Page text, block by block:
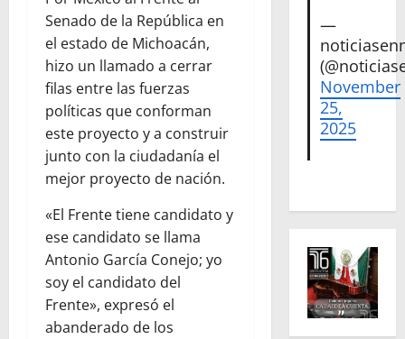
Senado de la República en
el estado de Michoacán,
hizo un llamado a cerrar
filas entre las fuerzas
políticas que conforman
este proyecto y a construir
junto con la ciudadanía el
mejor proyecto de nación.
«El Frente tiene candidato y
ese candidato se llama
Antonio García Conejo; yo
soy el candidato del
Frente», expresó el
abanderado de los
—
November
25,
2025